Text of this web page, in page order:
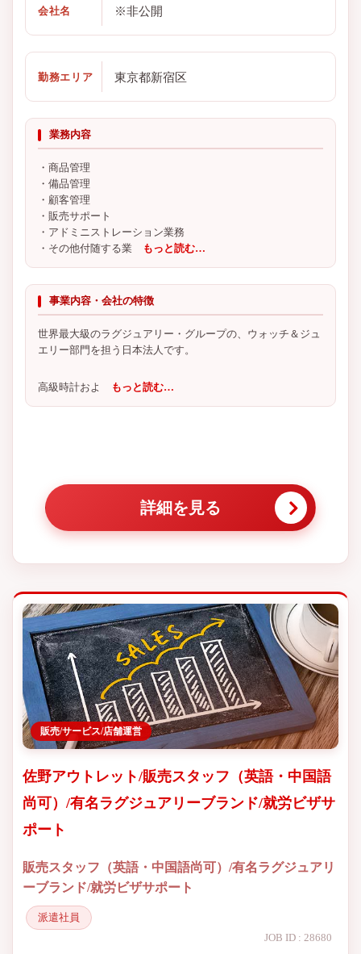
会社名 ※非公開
勤務エリア 東京都新宿区
業務内容
・商品管理
・備品管理
・顧客管理
・販売サポート
・アドミニストレーション業務
・その他付随する業 もっと読む…
事業内容・会社の特徴
世界最大級のラグジュアリー・グループの、ウォッチ＆ジュ
エリー部門を担う日本法人です。
高級時計およ もっと読む…
詳細を見る
販売/サービス/店舗運営
佐野アウトレット/販売スタッフ（英語・中国語
尚可）/有名ラグジュアリーブランド/就労ビザサ
ポート
販売スタッフ（英語・中国語尚可）/有名ラグジュアリ
ーブランド/就労ビザサポート
派遣社員
JOB ID : 28680